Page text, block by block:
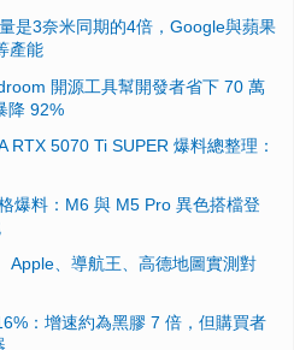
是3奈米同期的4倍，Google與蘋果
產能
開源工具幫開發者省下 70 萬
降 92%
RTX 5070 Ti SUPER 爆料總整理：
爆料：M6 與 M5 Pro 異色搭檔登
Apple、導航王、高德地圖實測對
：增速約為黑膠 7 倍，但購買者